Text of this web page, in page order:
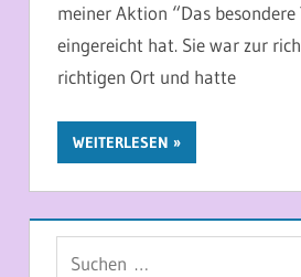
meiner Aktion “Das
eingereicht hat. Sie war zur
richtigen Ort und hatte
WEITERLESEN